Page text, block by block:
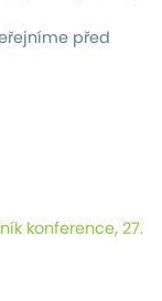
před
konference, 27.